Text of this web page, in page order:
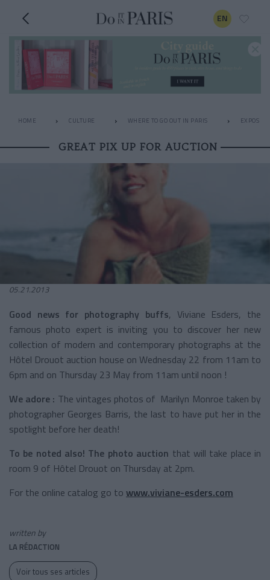
EN
HOME CULTURE WHERE TO GO OUT IN PARIS EXPOS
GREAT PIX UP FOR AUCTION
05.21.2013
Good news for photography buffs, Viviane Esders, the
famous photo expert is inviting you to discover her new
collection of modern and contemporary photographs at the
Hôtel Drouot auction house on Wednesday 22 from 11am to
6pm and on Thursday 23 May from 11am until noon !
We adore : The vintages photos of Marilyn Monroe taken by
photographer Georges Barris, the last to have put her in the
spotlight before her death!
To be noted also! The photo auction that will take place in
room 9 of Hôtel Drouot on Thursday at 2pm.
For the online catalog go to www.viviane-esders.com
written by
LA RÉDACTION
Voir tous ses articles